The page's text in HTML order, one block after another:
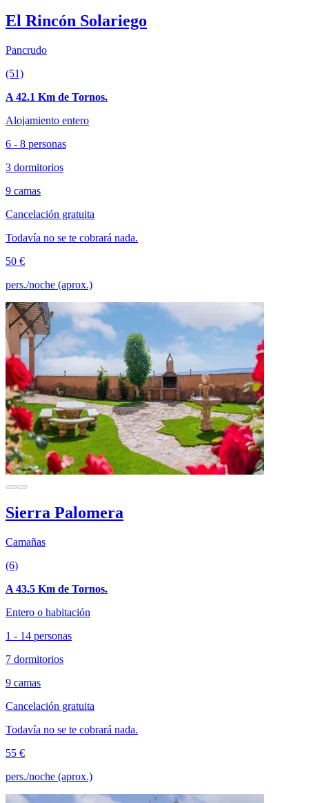
El Rincón Solariego
Pancrudo
(51)
A 42.1 Km de Tornos.
Alojamiento entero
6 - 8 personas
3 dormitorios
9 camas
Cancelación gratuita
Todavía no se te cobrará nada.
50 €
pers./noche (aprox.)
Sierra Palomera
Camañas
(6)
A 43.5 Km de Tornos.
Entero o habitación
1 - 14 personas
7 dormitorios
9 camas
Cancelación gratuita
Todavía no se te cobrará nada.
55 €
pers./noche (aprox.)